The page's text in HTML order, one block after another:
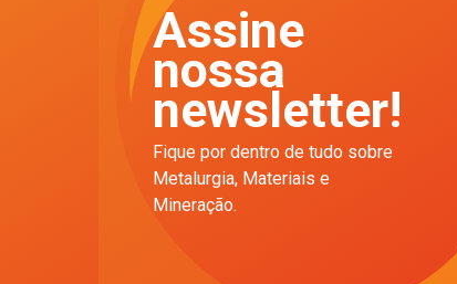
Assine
nossa
newsletter!
Fique por dentro de tudo sobre
Metalurgia, Materiais e
Mineração.